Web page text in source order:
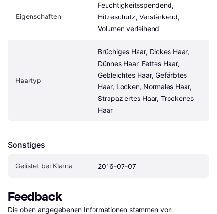
Eigen­schaften
Feuchtigkeitsspendend,
Hitzeschutz, Verstärkend,
Volumen verleihend
Haartyp
Brüchiges Haar, Dickes Haar,
Dünnes Haar, Fettes Haar,
Gebleichtes Haar, Gefärbtes
Haar, Locken, Normales Haar,
Strapaziertes Haar, Trockenes
Haar
Sonstiges
Gelistet bei Klarna 2016-07-07
Feedback
Die oben angegebenen Informationen stammen von